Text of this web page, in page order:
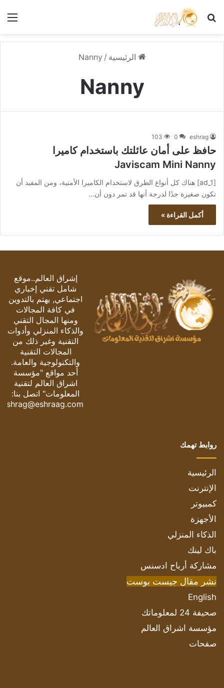
بحث عن
الرئيسية /
Nanny
Nanny
eshrag
0
103
حافظ على أمان عائلتك باستخدام كاميرا
Javiscam Mini Nanny
[ad_1] هناك كل أنواع الطرق لاستخدام الكاميرا الأمنية، ومن المفيد أن
تكون صغيرة جدًا لدرجة أنها قد تمر دون أن…
أكمل القراءة »
إشراق العالم..موقع
شامل تقني إخباري
اجتماعي, يهتم بالتدوين
في كافة المجالات
ومنها المجال التقني
والذكاء المنزلي وأدوات
التقنية وغير ذلك من
المجالات التقنية
والتكنولوجية والعامة.
أحد مواقع "مؤسسة
اشراق العالم لتقنية
المعلومات" اتصل بنا:
eshrag@eshraag.com
روابط تهمك
الرئيسية
الإنترنت
كمبيوتر
الأجهزة
الذكاء المنزلي
باك لينك
مشاركة أرباح ادسنس
نشر مقال جيست بوست
English
صحيفة 24 لمعلوماتك
مؤسسة اشراق العالم
صفحات